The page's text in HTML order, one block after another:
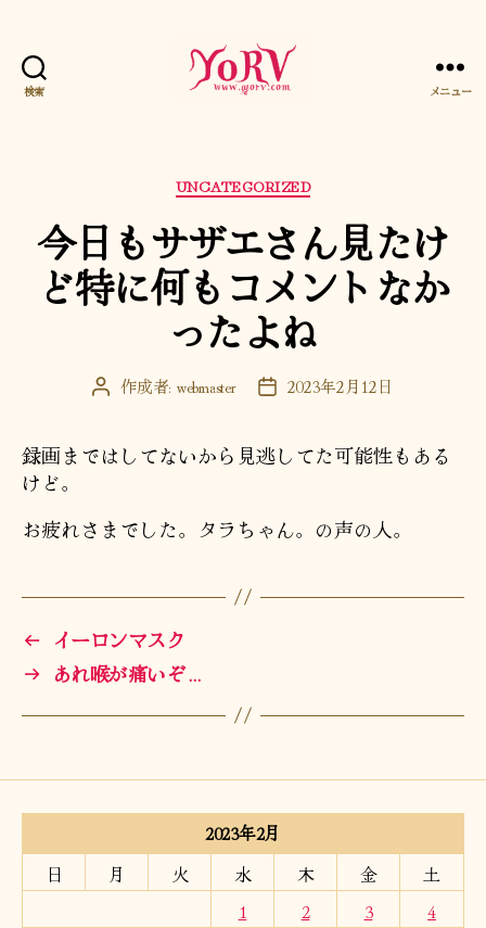
検索 メニュー
カ
テ
ゴ
リ
ー
UNCATEGORIZED
今日もサザエさん見たけ
ど特に何もコメントなか
ったよね
投 作成者: webmaster
投 2023年2月12日
録画まではしてないから見逃してた可能性もある
けど。
お疲れさまでした。タラちゃん。の声の人。
← イーロンマスク
→ あれ喉が痛いぞ…
2023年2月
日
月 火 水 木 金
土
1
2 3
4